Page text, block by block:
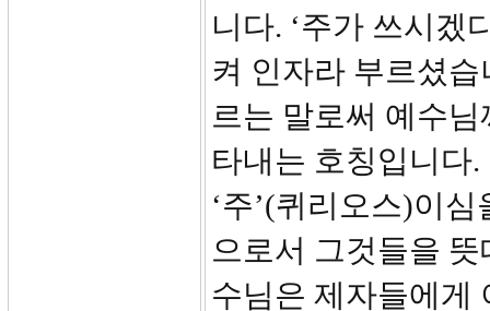
니다. ‘주가 쓰시겠
켜 인자라 부르셨
르는 말로써 예수
타내는 호칭입니다
‘주’(퀴리오스)이
으로서 그것들을
수님은 제자들에게